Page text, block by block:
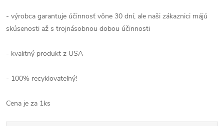
- výrobca garantuje účinnosť vône 30 dní, ale naši zákaznici májú
skúsenosti až s trojnásobnou dobou účinnosti
- kvalitný produkt z USA
- 100% recyklovateľný!
Cena je za 1ks